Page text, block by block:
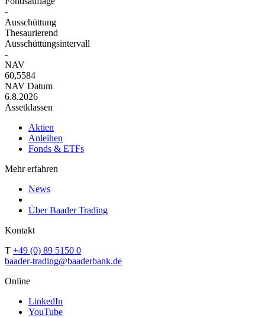
-
Ausschüttung
Thesaurierend
Ausschüttungsintervall
-
NAV
60,5584
NAV Datum
6.8.2026
Assetklassen
Aktien
Anleihen
Fonds & ETFs
Mehr erfahren
News
Über Baader Trading
Kontakt
T +49 (0) 89 5150 0
baader-trading@baaderbank.de
Online
LinkedIn
YouTube